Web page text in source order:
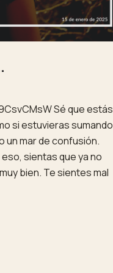
Sé que estás
si estuvieras sumando
un mar de confusión.
sientas que ya no
bien. Te sientes mal